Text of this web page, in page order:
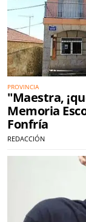
PROVINCIA
"Maestra,
Memoria
Fonfría
REDACCIÓN